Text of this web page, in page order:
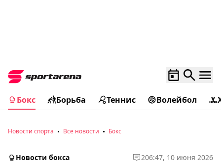
Бокс Борьба Теннис Волейбол
Новости спорта Все новости Бокс
Новости бокса 206:47, 10 июня 2026